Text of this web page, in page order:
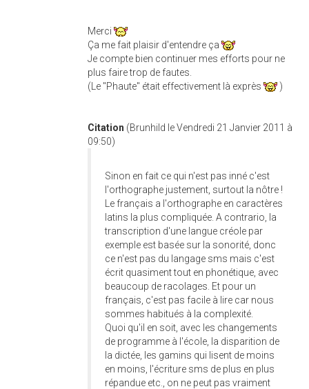
Merci
Ça me fait plaisir d'entendre ça
Je compte bien continuer mes efforts pour ne
plus faire trop de fautes.
(Le "Phaute" était effectivement là exprès
)
Citation (Brunhild le Vendredi 21 Janvier 2011 à
09:50)
Sinon en fait ce qui n'est pas inné c'est
l'orthographe justement, surtout la nôtre !
Le français a l'orthographe en caractères
latins la plus compliquée. A contrario, la
transcription d'une langue créole par
exemple est basée sur la sonorité, donc
ce n'est pas du langage sms mais c'est
écrit quasiment tout en phonétique, avec
beaucoup de racolages. Et pour un
français, c'est pas facile à lire car nous
sommes habitués à la complexité.
Quoi qu'il en soit, avec les changements
de programme à l'école, la disparition de
la dictée, les gamins qui lisent de moins
en moins, l'écriture sms de plus en plus
répandue etc., on ne peut pas vraiment